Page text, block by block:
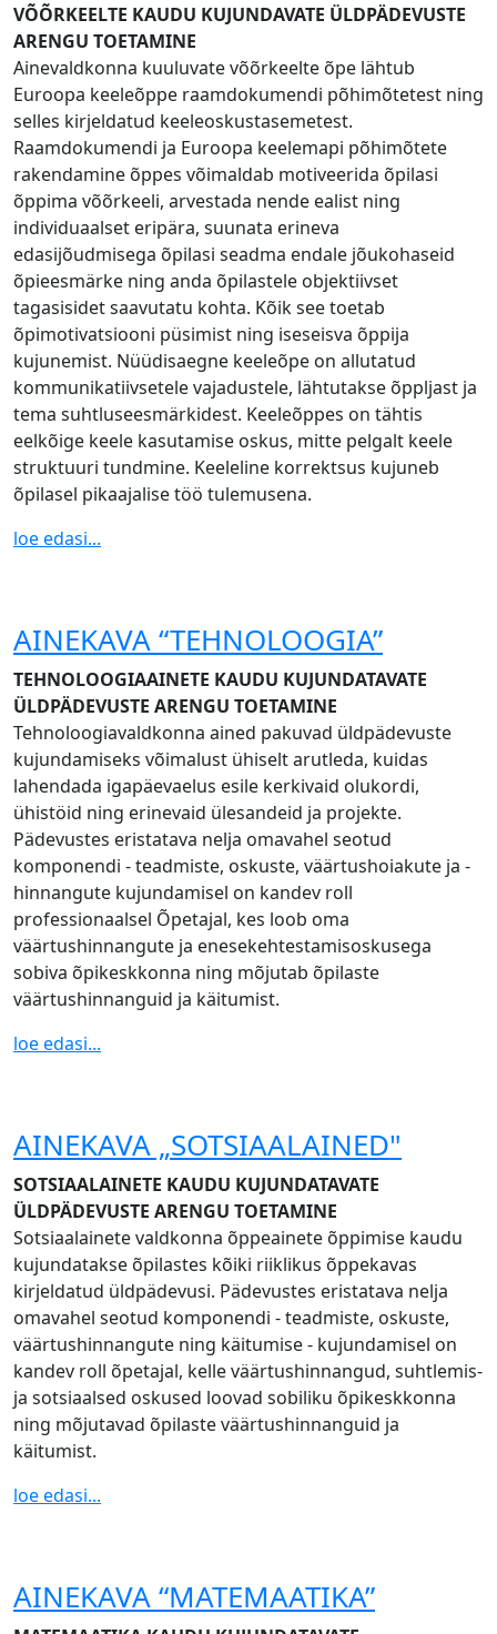
VÕÕRKEELTE KAUDU KUJUNDAVATE ÜLDPÄDEVUSTE
ARENGU TOETAMINE
Ainevaldkonna kuuluvate võõrkeelte õpe lähtub
Euroopa keeleõppe raamdokumendi põhimõtetest ning
selles kirjeldatud keeleoskustasemetest.
Raamdokumendi ja Euroopa keelemapi põhimõtete
rakendamine õppes võimaldab motiveerida õpilasi
õppima võõrkeeli, arvestada nende ealist ning
individuaalset eripära, suunata erineva
edasijõudmisega õpilasi seadma endale jõukohaseid
õpieesmärke ning anda õpilastele objektiivset
tagasisidet saavutatu kohta. Kõik see toetab
õpimotivatsiooni püsimist ning iseseisva õppija
kujunemist. Nüüdisaegne keeleõpe on allutatud
kommunikatiivsetele vajadustele, lähtutakse õppljast ja
tema suhtluseesmärkidest. Keeleõppes on tähtis
eelkõige keele kasutamise oskus, mitte pelgalt keele
struktuuri tundmine. Keeleline korrektsus kujuneb
õpilasel pikaajalise töö tulemusena.
loe edasi...
AINEKAVA “TEHNOLOOGIA”
TEHNOLOOGIAAINETE KAUDU KUJUNDATAVATE
ÜLDPÄDEVUSTE ARENGU TOETAMINE
Tehnoloogiavaldkonna ained pakuvad üldpädevuste
kujundamiseks võimalust ühiselt arutleda, kuidas
lahendada igapäevaelus esile kerkivaid olukordi,
ühistöid ning erinevaid ülesandeid ja projekte.
Pädevustes eristatava nelja omavahel seotud
komponendi - teadmiste, oskuste, väärtushoiakute ja -
hinnangute kujundamisel on kandev roll
professionaalsel Õpetajal, kes loob oma
väärtushinnangute ja enesekehtestamisoskusega
sobiva õpikeskkonna ning mõjutab õpilaste
väärtushinnanguid ja käitumist.
loe edasi...
AINEKAVA „SOTSIAALAINED"
SOTSIAALAINETE KAUDU KUJUNDATAVATE
ÜLDPÄDEVUSTE ARENGU TOETAMINE
Sotsiaalainete valdkonna õppeainete õppimise kaudu
kujundatakse õpilastes kõiki riiklikus õppekavas
kirjeldatud üldpädevusi. Pädevustes eristatava nelja
omavahel seotud komponendi - teadmiste, oskuste,
väärtushinnangute ning käitumise - kujundamisel on
kandev roll õpetajal, kelle väärtushinnangud, suhtlemis-
ja sotsiaalsed oskused loovad sobiliku õpikeskkonna
ning mõjutavad õpilaste väärtushinnanguid ja
käitumist.
loe edasi...
AINEKAVA “MATEMAATIKA”